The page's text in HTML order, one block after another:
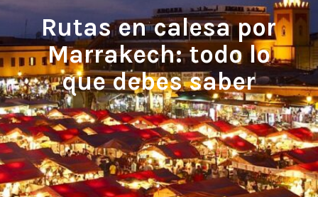
Rutas en calesa por
Marrakech: todo lo
que debes saber